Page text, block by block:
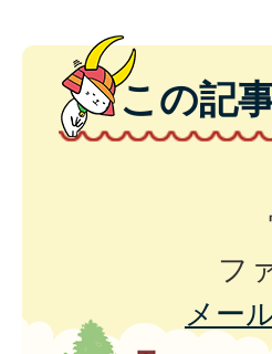
この記
フ
メー